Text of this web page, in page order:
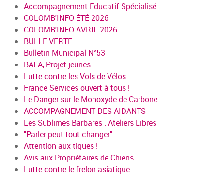
Accompagnement Educatif Spécialisé
COLOMB'INFO ÉTÉ 2026
COLOMB'INFO AVRIL 2026
BULLE VERTE
Bulletin Municipal N°53
BAFA, Projet jeunes
Lutte contre les Vols de Vélos
France Services ouvert à tous !
Le Danger sur le Monoxyde de Carbone
ACCOMPAGNEMENT DES AIDANTS
Les Sublimes Barbares : Ateliers Libres
"Parler peut tout changer"
Attention aux tiques !
Avis aux Propriétaires de Chiens
Lutte contre le frelon asiatique